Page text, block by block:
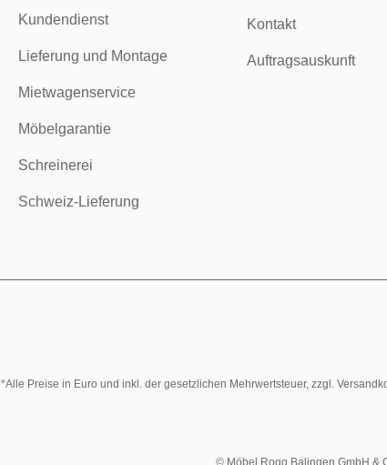
Kundendienst
Lieferung und Montage
Mietwagenservice
Möbelgarantie
Schreinerei
Schweiz-Lieferung
Kontakt
Auftragsauskunft
*Alle Preise in Euro und inkl. der gesetzlichen Mehrwertsteuer, zzgl.